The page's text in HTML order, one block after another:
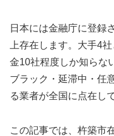
日本には金融庁に登録
上存在します。大手4
金10社程度しか知らな
ブラック・延滞中・任
る業者が全国に点在し
この記事では、杵築市